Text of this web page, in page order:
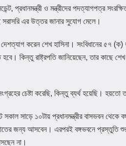
প্রধানমন্ত্রী ও মন্ত্রীদের পদত্যাগপত্র
সরাসরি এর উত্তর জানার সুযোগ মেলে।
করেন শেখ হাসিনা। সংবিধানের ৫৭ (ক)
কিন্তু রাষ্ট্রপতি জানিয়েছেন, তার কাছে
চেষ্টা করেছি, কিন্তু ব্যর্থ হয়েছি। হয়তো
সাড়ে ১০টায় প্রধানমন্ত্রীর বাসভবন
জন্য আসবেন। এরপরই বঙ্গভবনে
না।